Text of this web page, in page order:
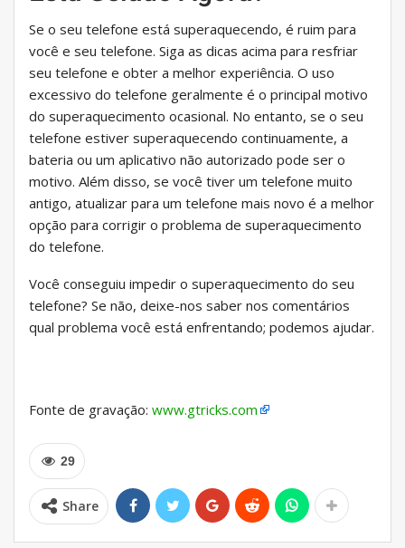
Se o seu telefone está superaquecendo, é ruim para
você e seu telefone. Siga as dicas acima para resfriar
seu telefone e obter a melhor experiência. O uso
excessivo do telefone geralmente é o principal motivo
do superaquecimento ocasional. No entanto, se o seu
telefone estiver superaquecendo continuamente, a
bateria ou um aplicativo não autorizado pode ser o
motivo. Além disso, se você tiver um telefone muito
antigo, atualizar para um telefone mais novo é a melhor
opção para corrigir o problema de superaquecimento
do telefone.
Você conseguiu impedir o superaquecimento do seu
telefone? Se não, deixe-nos saber nos comentários
qual problema você está enfrentando; podemos ajudar.
Fonte de gravação: www.gtricks.com
29
Share